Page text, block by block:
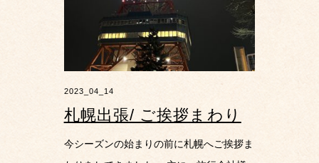
2023_04_14
札幌出張/ ご挨拶まわり
今シーズンの始まりの前に札幌へご挨拶ま